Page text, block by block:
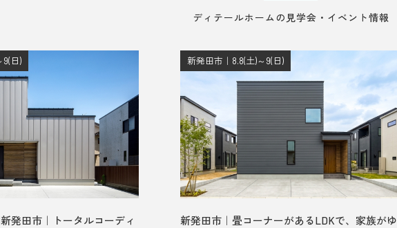
ディテールホームの見学会・イベント情報
9(日)
発田市｜トータルコーディ
新発田市｜8.8(土)～9(日)
新発田市｜畳コーナーがあるLDKで、家族がゆ